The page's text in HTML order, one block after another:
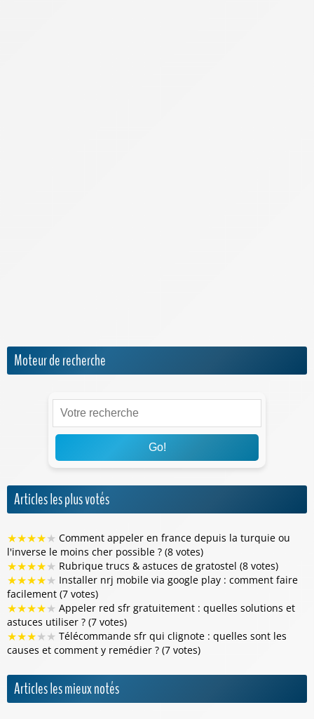
Moteur de recherche
Go!
Articles les plus votés
★★★★★ Comment appeler en france depuis la turquie ou
l'inverse le moins cher possible ? (8 votes)
★★★★★ Rubrique trucs & astuces de gratostel (8 votes)
★★★★★ Installer nrj mobile via google play : comment faire
facilement (7 votes)
★★★★★ Appeler red sfr gratuitement : quelles solutions et
astuces utiliser ? (7 votes)
★★★★★ Télécommande sfr qui clignote : quelles sont les
causes et comment y remédier ? (7 votes)
Articles les mieux notés